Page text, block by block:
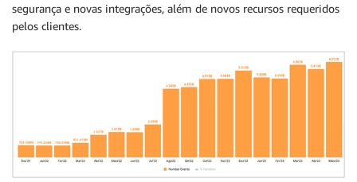
segurança e novas integrações, além de novos recursos requeridos
pelos clientes.